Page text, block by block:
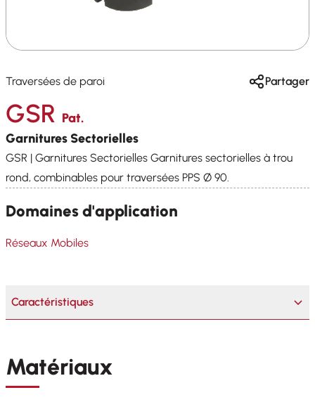
Traversées de paroi Partager
GSR Pat.
Garnitures Sectorielles
GSR | Garnitures Sectorielles Garnitures sectorielles à trou
rond, combinables pour traversées PPS Ø 90.
Domaines d'application
Réseaux Mobiles
Caractéristiques
Matériaux